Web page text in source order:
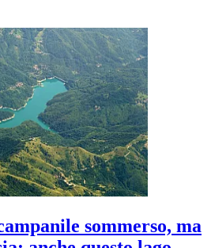
sommerso, ma